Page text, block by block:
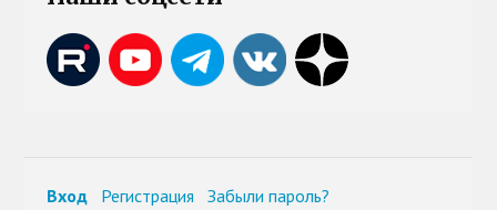
Вход Регистрация
Забыли пароль?